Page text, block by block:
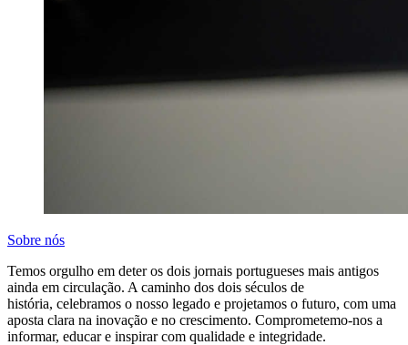
Sobre nós
Temos orgulho em deter os dois jornais portugueses mais antigos
ainda em circulação. A caminho dos dois séculos de
história, celebramos o nosso legado e projetamos o futuro, com uma
aposta clara na inovação e no crescimento. Comprometemo-nos a
informar, educar e inspirar com qualidade e integridade.